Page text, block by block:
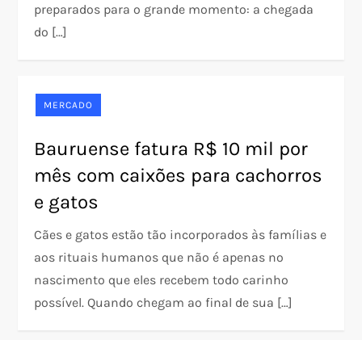
preparados para o grande momento: a chegada
do […]
MERCADO
Bauruense fatura R$ 10 mil por
mês com caixões para cachorros
e gatos
Cães e gatos estão tão incorporados às famílias e
aos rituais humanos que não é apenas no
nascimento que eles recebem todo carinho
possível. Quando chegam ao final de sua […]